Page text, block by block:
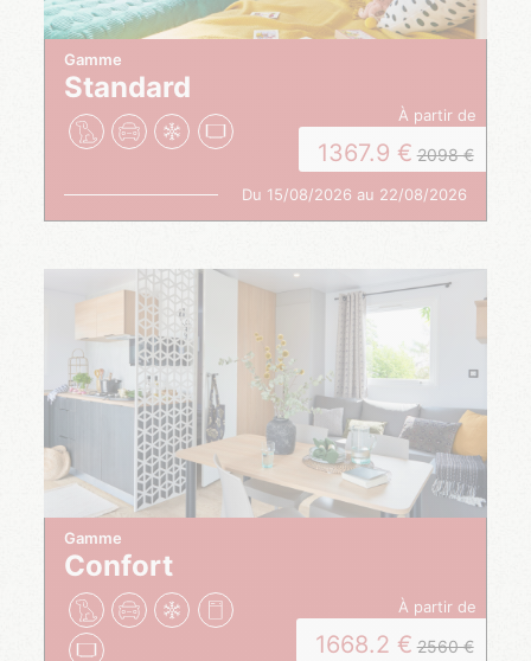
Gamme
Standard
à partir de
1367.9 2098
Du 15/08/2026 au 22/08/2026
Gamme
Confort
à partir de
1668.2 2560